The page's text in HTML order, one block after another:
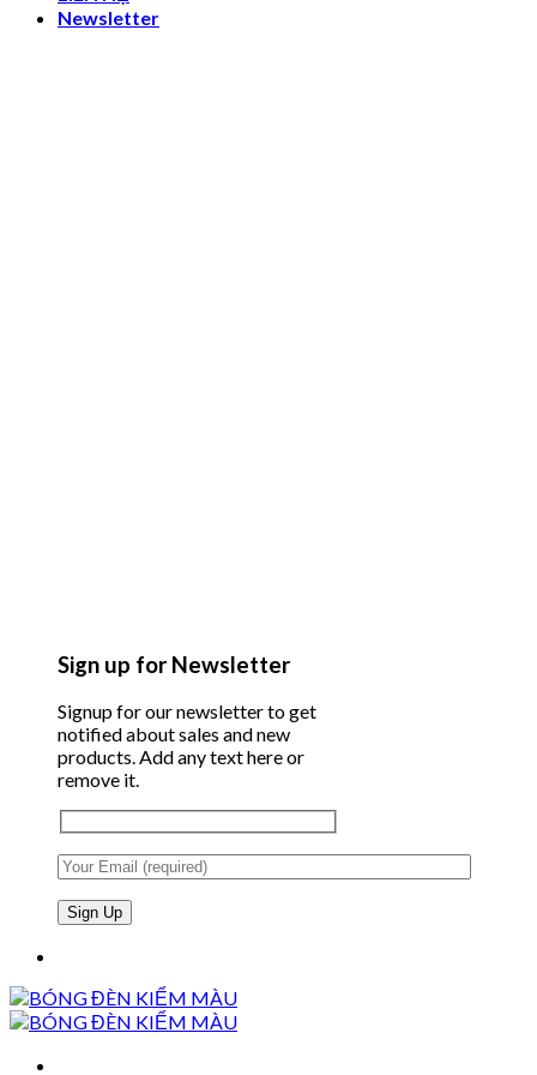
Newsletter
Sign up for Newsletter
Signup for our newsletter to get
notified about sales and new
products. Add any text here or
remove it.